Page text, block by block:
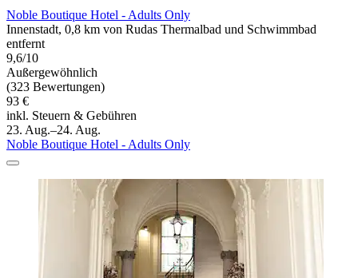
Noble Boutique Hotel - Adults Only
Innenstadt, 0,8 km von Rudas Thermalbad und Schwimmbad
entfernt
9,6/10
Außergewöhnlich
(323 Bewertungen)
93 €
inkl. Steuern & Gebühren
23. Aug.–24. Aug.
Noble Boutique Hotel - Adults Only